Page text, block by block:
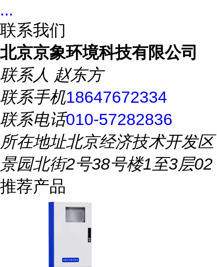
...
联系我们
北京京象环境科技有限公司
联系人 赵东方
联系手机18647672334
联系电话010-57282836
所在地址北京经济技术开发区
景园北街2号38号楼1至3层02
推荐产品